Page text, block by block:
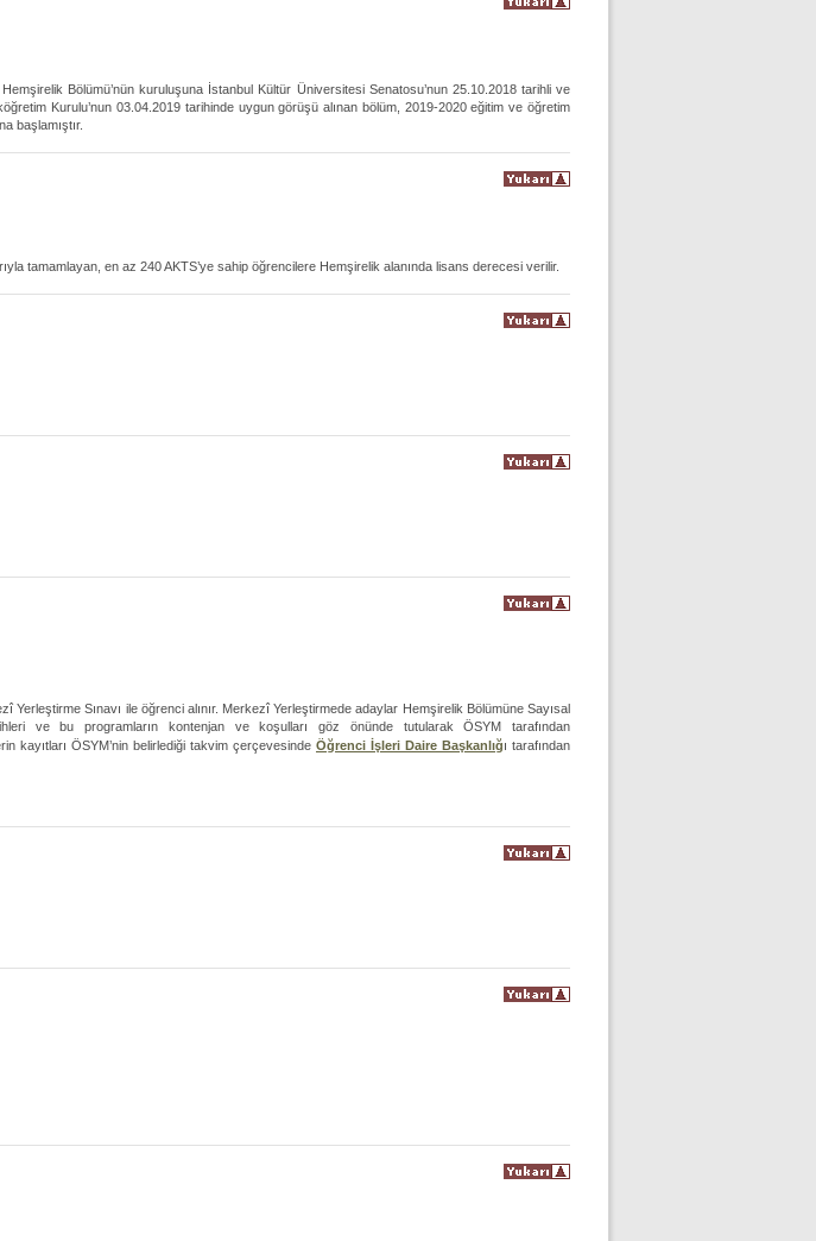
Bölümü’nün kuruluşuna İstanbul Kültür Üniversitesi Senatosu’nun 25.10.2018 tarihli ve
Kurulu’nun 03.04.2019 tarihinde uygun görüşü alınan bölüm, 2019-2020 eğitim ve öğretim
başlamıştır.
tamamlayan, en az 240 AKTS’ye sahip öğrencilere Hemşirelik alanında lisans derecesi verilir.
Yerleştirme Sınavı ile öğrenci alınır. Merkezî Yerleştirmede adaylar Hemşirelik Bölümüne Sayısal
ve bu programların kontenjan ve koşulları göz önünde tutularak ÖSYM tarafından
kayıtları ÖSYM’nin belirlediği takvim çerçevesinde Öğrenci İşleri Daire Başkanlığı tarafından